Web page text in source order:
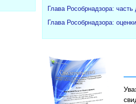
Глава Рособрнадзора:
Глава Рособрнадзора: